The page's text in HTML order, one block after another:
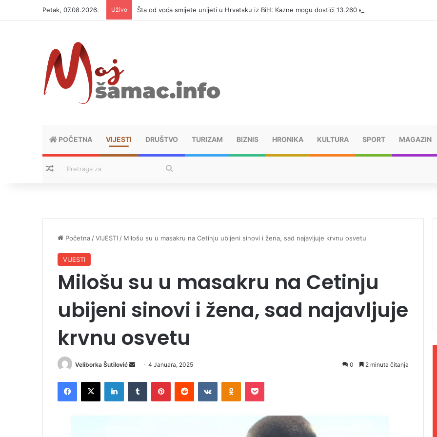
Petak, 07.08.2026. Uživo Šta od voća smijete unijeti u Hrvatsku iz BiH: Kazne mogu dostići 13.260 evra
POČETNA VIJESTI DRUŠTVO TURIZAM BIZNIS HRONIKA KULTURA SPORT MAGAZIN
Nasumični tekstovi
Početna /VIJESTI / Milošu su u masakru na Cetinju ubijeni sinovi i žena, sad najavljuje krvnu osvetu
VIJESTI
Milošu su u masakru na Cetinju
ubijeni sinovi i žena, sad najavljuje
krvnu osvetu
Veliborka Šutilović
n
d
4 Januara, 2025 0 2 minuta čitanja